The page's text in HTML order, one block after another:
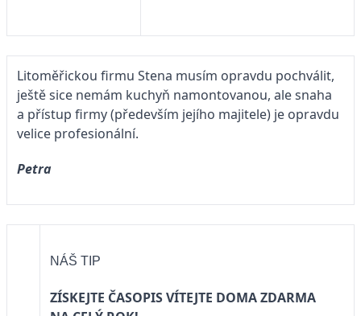
Litoměřickou firmu Stena musím opravdu pochválit,
ještě sice nemám kuchyň namontovanou, ale snaha
a přístup firmy (především jejího majitele) je opravdu
velice profesionální.
Petra
NÁŠ TIP
ZÍSKEJTE ČASOPIS VÍTEJTE DOMA ZDARMA